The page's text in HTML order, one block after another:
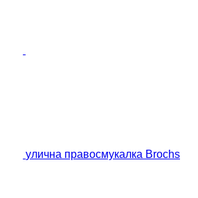
улична правосмукалка Brochs